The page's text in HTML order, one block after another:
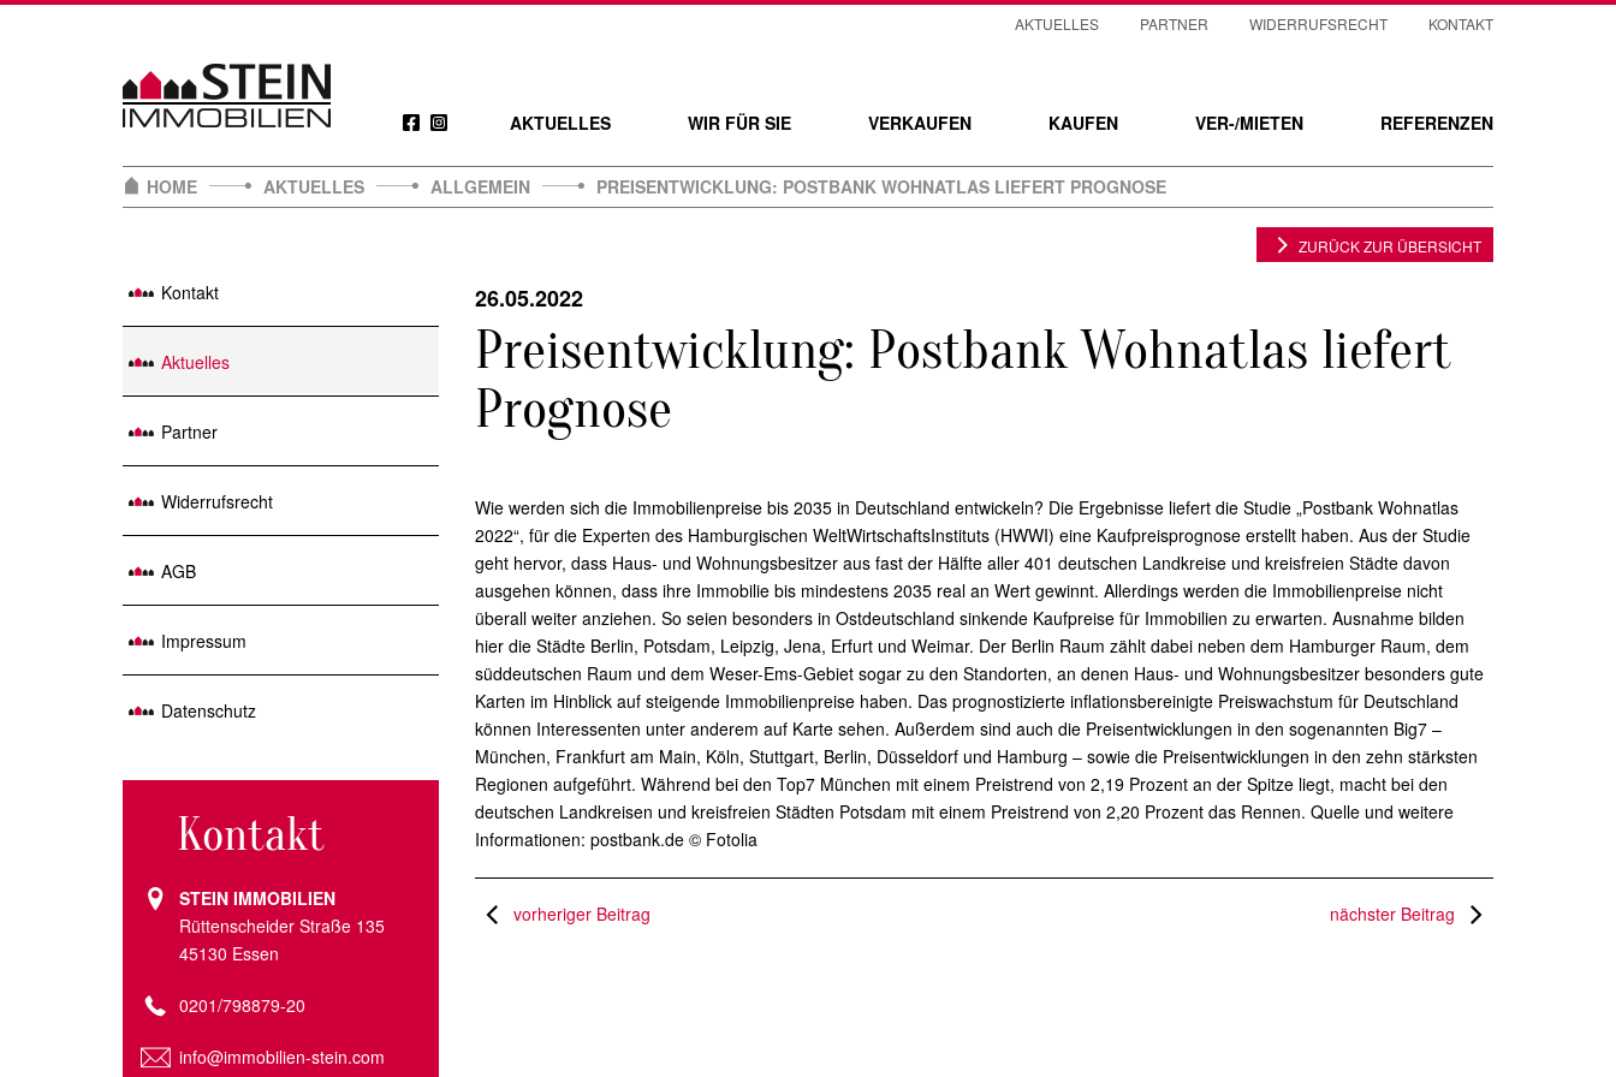
AKTUELLES WIR FÜR SIE VERKAUFEN KAUFEN VER-/MIETEN REFERENZEN
AKTUELLES PARTNER WIDERRUFSRECHT KONTAKT
HOME AKTUELLES ALLGEMEIN PREISENTWICKLUNG: POSTBANK WOHNATLAS LIEFERT PROGNOSE
26.05.2022
Preisentwicklung: Postbank Wohnatlas liefert
Prognose
ZURÜCK ZUR ÜBERSICHT
Wie werden sich die Immobilienpreise bis 2035 in Deutschland entwickeln? Die Ergebnisse liefert die Studie „Postbank Wohnatlas
2022“, für die Experten des Hamburgischen Welt­Wirtschafts­Instituts (HWWI) eine Kaufpreisprognose erstellt haben. Aus der Studie
geht hervor, dass Haus- und Wohnungsbesitzer aus fast der Hälfte aller 401 deutschen Landkreise und kreisfreien Städte davon
ausgehen können, dass ihre Immobilie bis mindestens 2035 real an Wert gewinnt. Allerdings werden die Immobilienpreise nicht
überall weiter anziehen. So seien besonders in Ostdeutschland sinkende Kaufpreise für Immobilien zu erwarten. Ausnahme bilden
hier die Städte Berlin, Potsdam, Leipzig, Jena, Erfurt und Weimar. Der Berlin Raum zählt dabei neben dem Hamburger Raum, dem
süddeutschen Raum und dem Weser-Ems-Gebiet sogar zu den Standorten, an denen Haus- und Wohnungsbesitzer besonders gute
Karten im Hinblick auf steigende Immobilienpreise haben. Das prognostizierte inflationsbereinigte Preiswachstum für Deutschland
können Interessenten unter anderem auf Karte sehen. Außerdem sind auch die Preisentwicklungen in den sogenannten Big7 –
München, Frankfurt am Main, Köln, Stuttgart, Berlin, Düsseldorf und Hamburg – sowie die Preisentwicklungen in den zehn stärksten
Regionen aufgeführt. Während bei den Top7 München mit einem Preistrend von 2,19 Prozent an der Spitze liegt, macht bei den
deutschen Landkreisen und kreisfreien Städten Potsdam mit einem Preistrend von 2,20 Prozent das Rennen. Quelle und weitere
Informationen: postbank.de © Fotolia
vorheriger Beitrag nächster Beitrag
Kontakt
Aktuelles
Partner
Widerrufsrecht
AGB
Impressum
Datenschutz
Kontakt
STEIN IMMOBILIEN
Rüttenscheider Straße 135
45130 Essen
0201/798879-20
info@immobilien-stein.com